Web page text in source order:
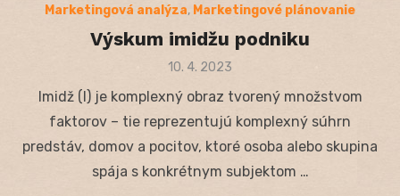
Marketingová analýza, Marketingové plánovanie
Výskum imidžu podniku
Posted
10. 4. 2023
Imidž (I) je komplexný obraz tvorený množstvom
faktorov – tie reprezentujú komplexný súhrn
predstáv, domov a pocitov, ktoré osoba alebo skupina
spája s konkrétnym subjektom …